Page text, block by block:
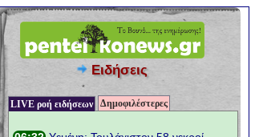
Ειδήσεις
LIVE ροή ειδήσεων Δημοφιλέστερες